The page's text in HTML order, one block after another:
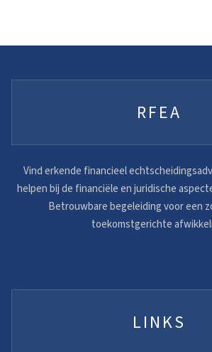
RFEA
Vind erkende financieel
helpen bij de financiële en juridische
Betrouwbare begeleiding voor een
toekomstgerichte
LINKS